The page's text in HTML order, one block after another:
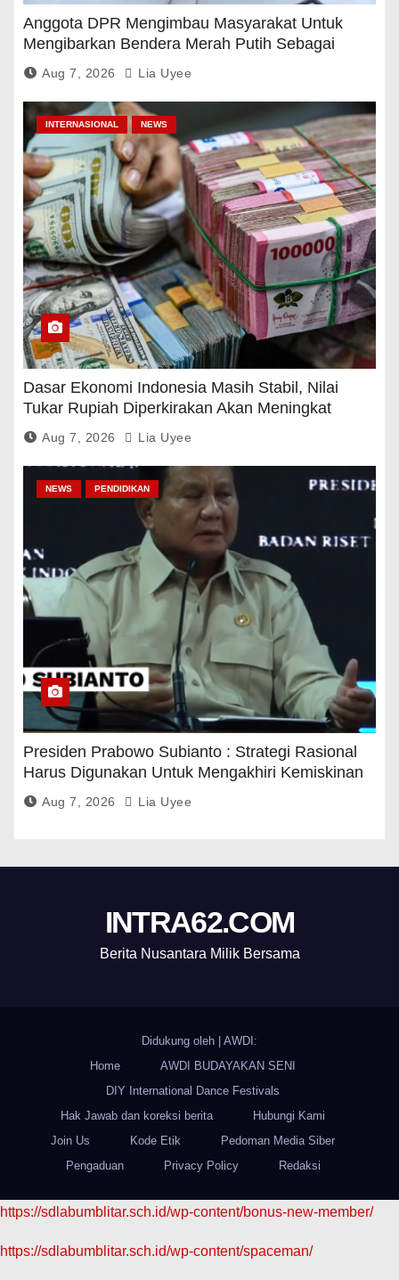
Anggota DPR Mengimbau Masyarakat Untuk
Mengibarkan Bendera Merah Putih Sebagai
Tanda Rasa Terima Kasih
Aug 7, 2026 Lia Uyee
INTERNASIONAL NEWS
Dasar Ekonomi Indonesia Masih Stabil, Nilai
Tukar Rupiah Diperkirakan Akan Meningkat
Aug 7, 2026 Lia Uyee
NEWS PENDIDIKAN
Presiden Prabowo Subianto : Strategi Rasional
Harus Digunakan Untuk Mengakhiri Kemiskinan
Aug 7, 2026 Lia Uyee
INTRA62.COM
Berita Nusantara Milik Bersama
Didukung oleh
AWDI:
Home
AWDI BUDAYAKAN SENI
DIY International Dance Festivals
Hak Jawab dan koreksi berita
Hubungi Kami
Join Us
Kode Etik
Pedoman Media Siber
Pengaduan
Privacy Policy Redaksi
https://sdlabumblitar.sch.id/wp-content/bonus-new-member/
https://sdlabumblitar.sch.id/wp-content/spaceman/